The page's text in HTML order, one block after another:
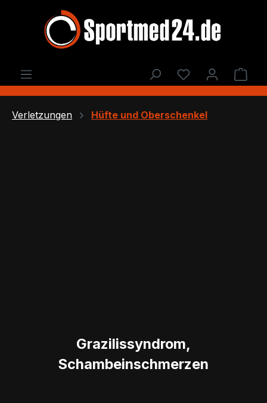
Zum Hauptinhalt springen
Du hast 0
Verletzungen Hüfte und Oberschenkel
Grazilissyndrom,
Schambeinschmerzen